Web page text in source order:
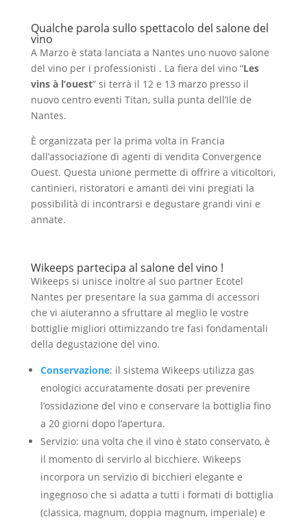
Qualche parola sullo spettacolo del salone del
vino
A Marzo è stata lanciata a Nantes uno nuovo salone
del vino per i professionisti . La fiera del vino “Les
vins à l’ouest” si terrà il 12 e 13 marzo presso il
nuovo centro eventi Titan, sulla punta dell’Ile de
Nantes.
È organizzata per la prima volta in Francia
dall’associazione di agenti di vendita Convergence
Ouest. Questa unione permette di offrire a viticoltori,
cantinieri, ristoratori e amanti dei vini pregiati la
possibilità di incontrarsi e degustare grandi vini e
annate.
Wikeeps partecipa al salone del vino !
Wikeeps si unisce inoltre al suo partner Ecotel
Nantes per presentare la sua gamma di accessori
che vi aiuteranno a sfruttare al meglio le vostre
bottiglie migliori ottimizzando tre fasi fondamentali
della degustazione del vino.
Conservazione: il sistema Wikeeps utilizza gas
enologici accuratamente dosati per prevenire
l’ossidazione del vino e conservare la bottiglia fino
a 20 giorni dopo l’apertura.
Servizio: una volta che il vino è stato conservato, è
il momento di servirlo al bicchiere. Wikeeps
incorpora un servizio di bicchieri elegante e
ingegnoso che si adatta a tutti i formati di bottiglia
(classica, magnum, doppia magnum, imperiale) e